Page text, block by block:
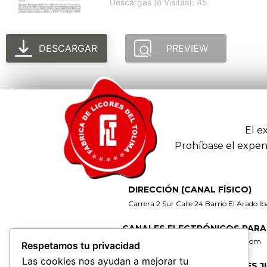
DESCARGAR PREVIEW
El
Prohíbase el
DIRECCIÓN (CANAL FÍSICO)
Carrera 2 Sur Calle 24 Barrio El Arado
CANALES ELECTRÓNICOS
gerencia@fabricadelicoresdeltolima.com
Respetamos tu privacidad
Las cookies nos ayudan a mejorar tu